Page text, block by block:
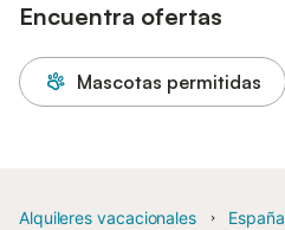
Encuentra ofertas
Mascotas permitidas
Alquileres vacacionales España